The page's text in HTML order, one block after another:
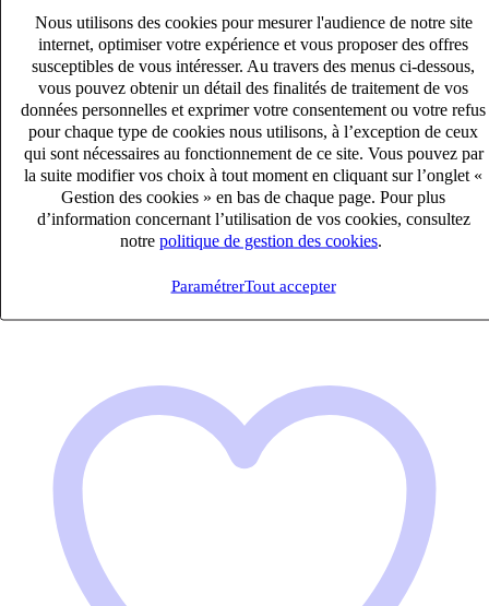
Nous utilisons des cookies pour mesurer l'audience de notre site
internet, optimiser votre expérience et vous proposer des offres
susceptibles de vous intéresser. Au travers des menus ci-dessous,
vous pouvez obtenir un détail des finalités de traitement de vos
données personnelles et exprimer votre consentement ou votre refus
pour chaque type de cookies nous utilisons, à l’exception de ceux
qui sont nécessaires au fonctionnement de ce site. Vous pouvez par
la suite modifier vos choix à tout moment en cliquant sur l’onglet «
Gestion des cookies » en bas de chaque page. Pour plus
d’information concernant l’utilisation de vos cookies, consultez
notre politique de gestion des cookies
ParamétrerTout accepter
Technicien Monteur SAV (H/F)
CDI
27k – 33k €
Saverne, Bas-Rhin (67700)
Publié le 05/08/2026
Industrie & Ingénierie